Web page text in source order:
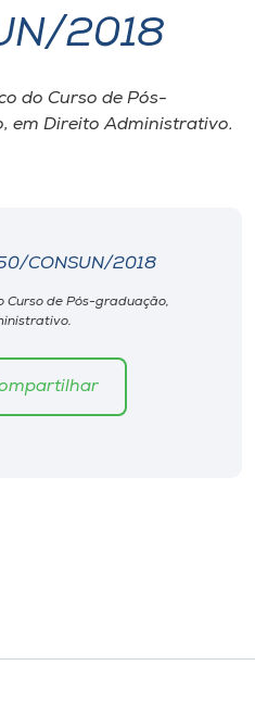
2018
do Curso de Pós-
em Direito Administrativo.
CONSUN/2018
de Pós-graduação,